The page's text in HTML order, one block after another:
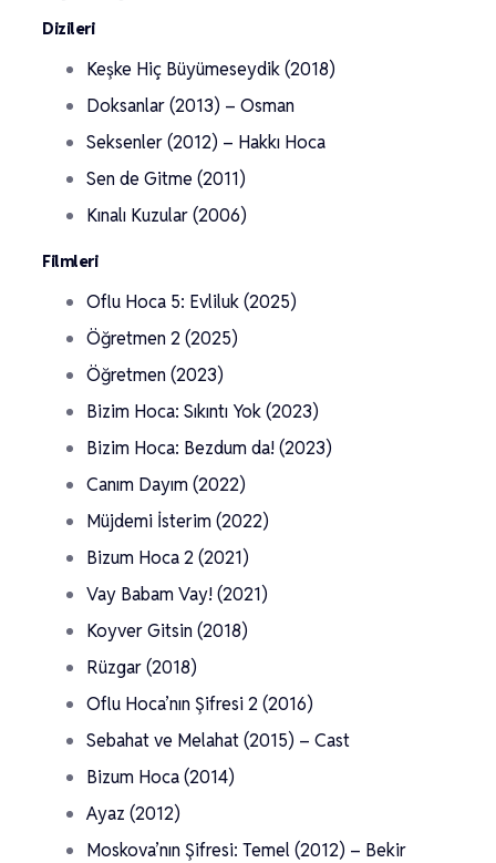
Dizileri
Keşke Hiç Büyümeseydik (2018)
Doksanlar (2013) – Osman
Seksenler (2012) – Hakkı Hoca
Sen de Gitme (2011)
Kınalı Kuzular (2006)
Filmleri
Oflu Hoca 5: Evliluk (2025)
Öğretmen 2 (2025)
Öğretmen (2023)
Bizim Hoca: Sıkıntı Yok (2023)
Bizim Hoca: Bezdum da! (2023)
Canım Dayım (2022)
Müjdemi İsterim (2022)
Bizum Hoca 2 (2021)
Vay Babam Vay! (2021)
Koyver Gitsin (2018)
Rüzgar (2018)
Oflu Hoca’nın Şifresi 2 (2016)
Sebahat ve Melahat (2015) – Cast
Bizum Hoca (2014)
Ayaz (2012)
Moskova’nın Şifresi: Temel (2012) – Bekir